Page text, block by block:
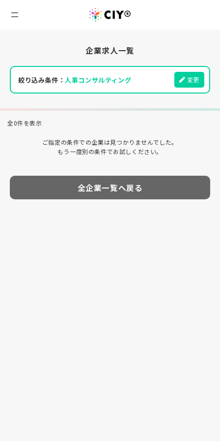
企業求人一覧
絞り込み条件： 人事コンサルティング 変更
全0件を表示
ご指定の条件での企業は見つかりませんでした。
もう一度別の条件でお試しください。
全企業一覧へ戻る